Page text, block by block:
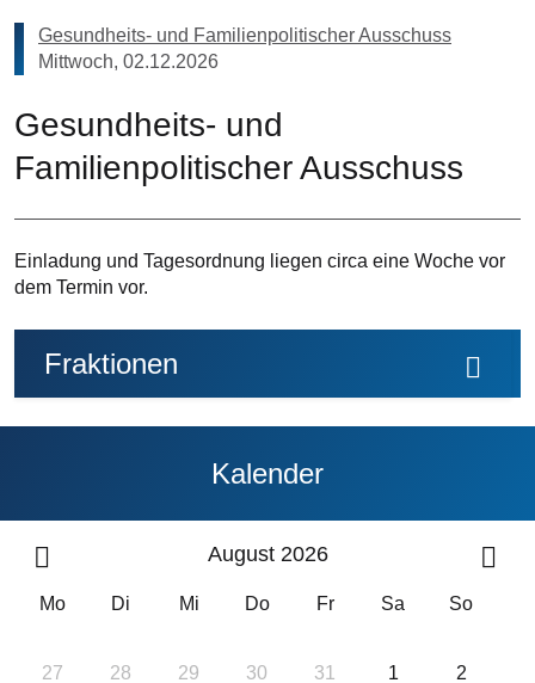
Gesundheits- und Familienpolitischer Ausschuss
Mittwoch, 02.12.2026
Gesundheits- und
Familienpolitischer Ausschuss
Einladung und Tagesordnung liegen circa eine Woche vor
dem Termin vor.
Fraktionen
Kalender
August 2026
Mo Di Mi Do Fr Sa So
27 28 29 30 31 1 2